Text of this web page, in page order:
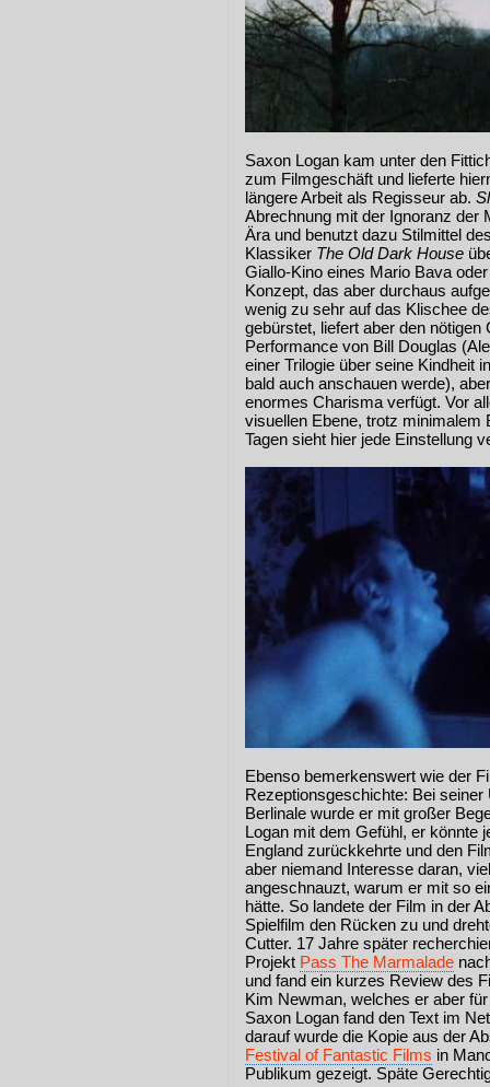
Saxon Logan kam unter den
zum Filmgeschäft und lieferte
längere Arbeit als Regisseur ab.
Abrechnung mit der Ignoranz der
Ära und benutzt dazu Stilmittel
Klassiker The Old Dark House
Giallo-Kino eines Mario Bava
Konzept, das aber durchaus
wenig zu sehr auf das Klischee
gebürstet, liefert aber den nötigen
Performance von Bill Douglas
einer Trilogie über seine Kindheit
bald auch anschauen werde),
enormes Charisma verfügt. Vor
visuellen Ebene, trotz minimalem
Tagen sieht hier jede Einstellung
Ebenso bemerkenswert wie der
Rezeptionsgeschichte: Bei
Berlinale wurde er mit großer
Logan mit dem Gefühl, er könnte
England zurückkehrte und den
aber niemand Interesse daran,
angeschnauzt, warum er mit so
hätte. So landete der Film in der
Spielfilm den Rücken zu und
Cutter. 17 Jahre später
Projekt Pass The Marmalade
und fand ein kurzes Review des
Kim Newman, welches er aber
Saxon Logan fand den Text im
darauf wurde die Kopie aus der
Festival of Fantastic Films in
Publikum gezeigt. Späte